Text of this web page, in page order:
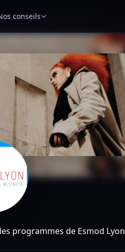
conseils
programmes de Esmod Lyon